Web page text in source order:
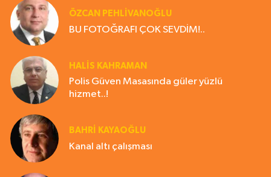
ÖZCAN PEHLİVANOĞLU
BU FOTOĞRAFI ÇOK SEVDİM!..
HALIS KAHRAMAN
Polis Güven Masasında güler yüzlü
hizmet..!
BAHRI KAYAOĞLU
Kanal altı çalışması